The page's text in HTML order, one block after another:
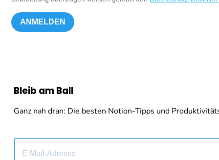
ANMELDEN
Bleib am Ball
Ganz nah dran: Die besten Notion-Tipps und